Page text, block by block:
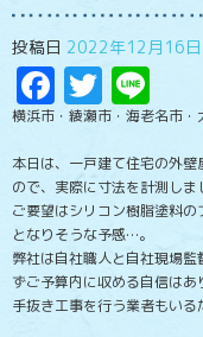
投稿日 2022年12月16日
Facebook
横浜市・綾瀬市・海老名市
本日は、一戸建て住宅の外
ので、実際に寸法を計測しま
ご要望はシリコン樹脂塗料
となりそうな予感…。
弊社は自社職人と自社現場
ずご予算内に収める自信は
手抜き工事を行う業者もいる